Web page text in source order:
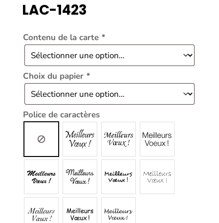
LAC-1423
Contenu de la carte *
Choix du papier *
Police de caractères